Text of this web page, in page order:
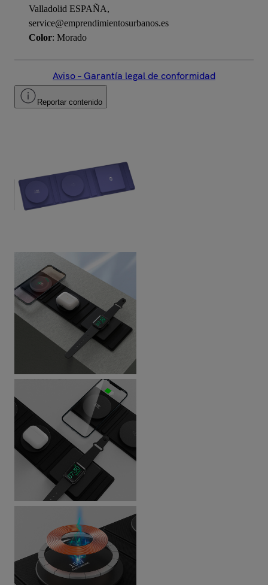
Valladolid ESPAÑA,
service@emprendimientosurbanos.es
Color: Morado
Aviso – Garantía legal de conformidad
Reportar contenido